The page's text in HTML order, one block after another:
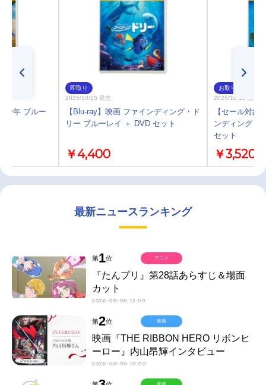
少年 ブルー
即取り
2025/10/15 発売
【Blu-ray】映画 ファインディング・ド
リー ブルーレイ ＋ DVD セット
￥4,400
お取り寄せ
2025/10/15 発売
【セール対象
ンディング・
セット
￥3,520
最新ニュースランキング
第1位
『たんプリ』第28話あらすじ＆場面
カット
2026-08-08 12:00
アニメ
第2位
映画『THE RIBBON HERO リボンヒ
ーロー』内山昂輝インタビュー
2026-08-08 18:00
映画